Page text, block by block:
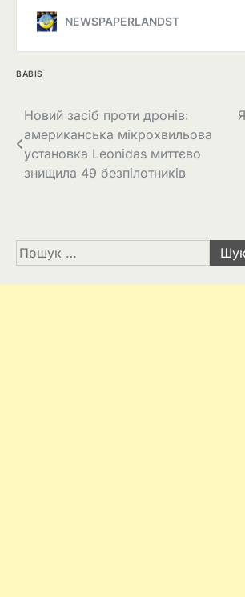
BABIS
Навігація
записів
Новий засіб проти дронів:
американська мікрохвильова
установка Leonidas миттєво
знищила 49 безпілотників
Пошук: